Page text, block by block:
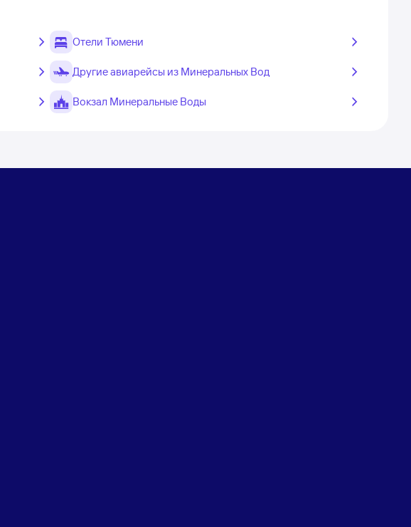
Отели Тюмени
Другие авиарейсы из Минеральных Вод
Вокзал Минеральные Воды